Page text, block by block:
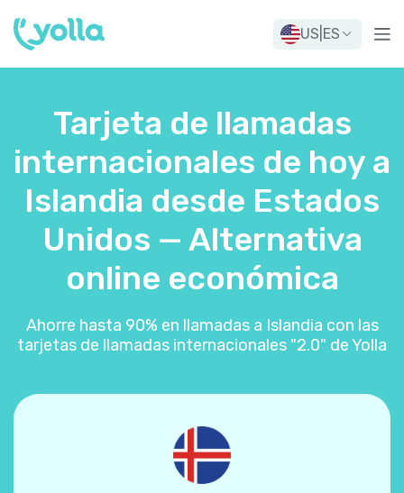
US ES
Tarjeta de llamadas
internacionales de hoy a
Islandia desde Estados
Unidos — Alternativa
online económica
Ahorre hasta 90% en llamadas a Islandia con las
tarjetas de llamadas internacionales "2.0" de Yolla